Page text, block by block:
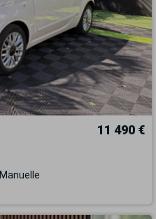
11 490 €
Manuelle